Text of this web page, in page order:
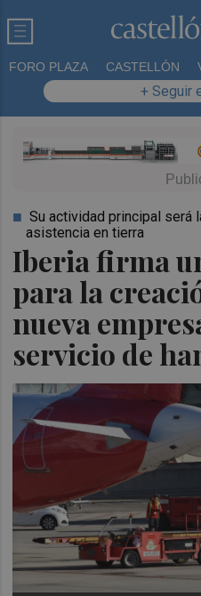
FORO PLAZA CASTELLÓN
+ Seguir
Iberia firma
para la
nueva
servicio de
Su actividad principal será
asistencia en tierra